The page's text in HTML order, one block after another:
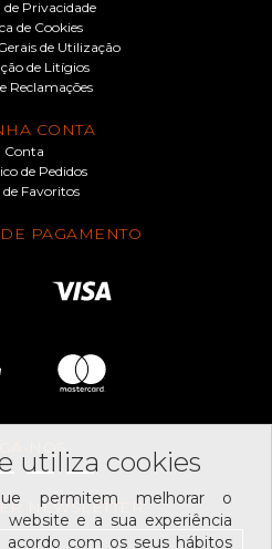
de Privacidade
de Cookies
de Utilização
de Litígios
Reclamações
CONTA
Conta
de Pedidos
de Favoritos
PAGAMENTO
NOS
NEWSLETTER
utiliza cookies
permitem melhorar o
e a sua experiência
acordo com os seus hábitos